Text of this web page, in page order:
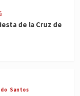
de la Cruz de
Santos